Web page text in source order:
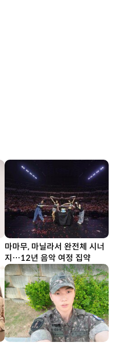
마마무, 마닐라서 완전체 시너
지…12년 음악 여정 집약